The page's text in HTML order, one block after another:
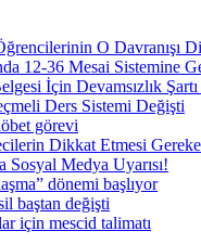
O Davranışı
12-36 Mesai Sistemine
İçin Devamsızlık
Ders Sistemi Değişti
görevi
Dikkat Etmesi
Sosyal Medya Uyarısı!
dönemi başlıyor
baştan değişti
için mescid talimatı